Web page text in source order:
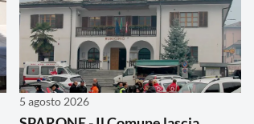
5 agosto 2026